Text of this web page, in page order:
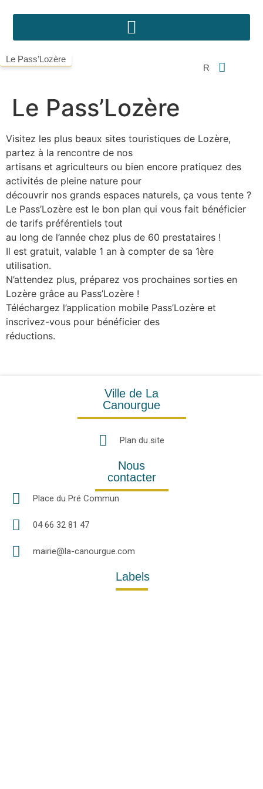
Le Pass’Lozère
Le Pass’Lozère
Visitez les plus beaux sites touristiques de Lozère,
partez à la rencontre de nos
artisans et agriculteurs ou bien encore pratiquez des
activités de pleine nature pour
découvrir nos grands espaces naturels, ça vous tente ?
Le Pass’Lozère est le bon plan qui vous fait bénéficier
de tarifs préférentiels tout
au long de l’année chez plus de 60 prestataires !
Il est gratuit, valable 1 an à compter de sa 1ère
utilisation.
N’attendez plus, préparez vos prochaines sorties en
Lozère grâce au Pass’Lozère !
Téléchargez l’application mobile Pass’Lozère et
inscrivez-vous pour bénéficier des
réductions.
Ville de La
Canourgue
Plan du site
Nous
contacter
Place du Pré Commun
04 66 32 81 47
mairie@la-canourgue.com
Labels